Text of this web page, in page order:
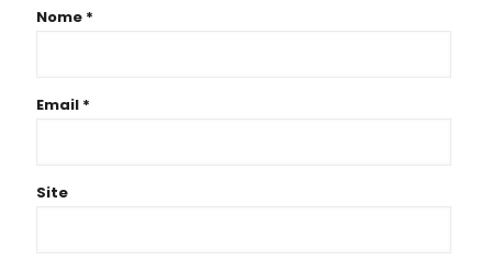
Nome *
Email *
Site